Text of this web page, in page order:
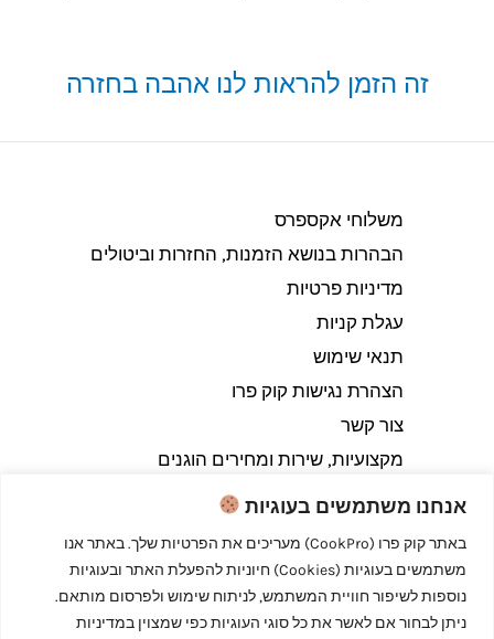
אנחנו משתמשים בעוגיות
באתר קוק פרו (CookPro) מעריכים את הפרטיות שלך. באתר אנו
משתמשים בעוגיות (Cookies) חיוניות להפעלת האתר ובעוגיות
נוספות לשיפור חוויית המשתמש, לניתוח שימוש ולפרסום מותאם.
ניתן לבחור אם לאשר את כל סוגי העוגיות כפי שמצוין במדיניות
זה הזמן להראות לנו אהבה בחזרה
משלוחי אקספרס
הבהרות בנושא הזמנות, החזרות וביטולים​
מדיניות פרטיות
עגלת קניות
תנאי שימוש
הצהרת נגישות קוק פרו
צור קשר
מקצועיות, שירות ומחירים הוגנים
Copyright © 2026 קוק פרו - לבשל כמו מקצוענים